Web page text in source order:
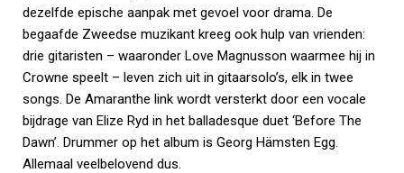
dezelfde epische aanpak met gevoel voor drama. De
begaafde Zweedse muzikant kreeg ook hulp van vrienden:
drie gitaristen – waaronder Love Magnusson waarmee hij in
Crowne speelt – leven zich uit in gitaarsolo’s, elk in twee
songs. De Amaranthe link wordt versterkt door een vocale
bijdrage van Elize Ryd in het balladesque duet ‘Before The
Dawn’. Drummer op het album is Georg Hämsten Egg.
Allemaal veelbelovend dus.